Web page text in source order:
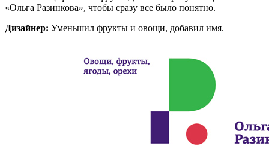
«Ольга Разинкова», чтобы сразу все было понятно.
Дизайнер: Уменьшил фрукты и овощи, добавил имя.